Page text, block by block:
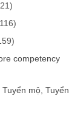
competency
mộ, Tuyển